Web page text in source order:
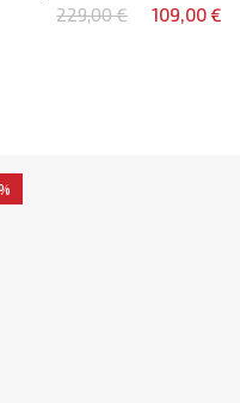
229,00 €
109,00 €